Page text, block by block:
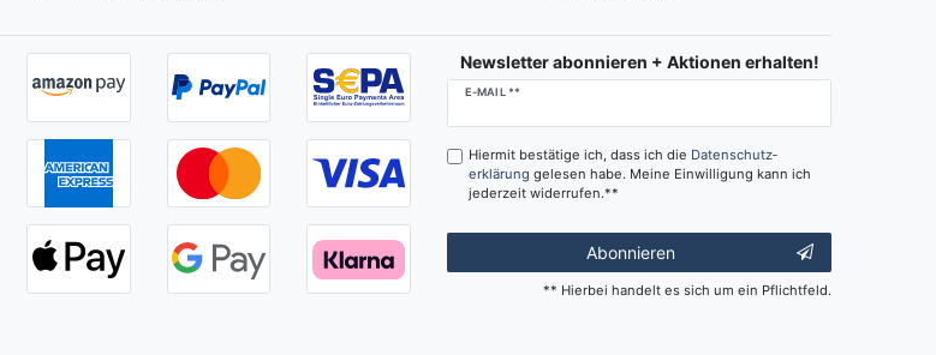
Newsletter abonnieren + Aktionen erhalten!
E-MAIL **
Newsletter
Hiermit bestätige ich, dass ich die Daten­schutz­
erklärung gelesen habe. Meine Einwilligung kann ich
jederzeit widerrufen.**
Abonnieren
** Hierbei handelt es sich um ein Pflichtfeld.